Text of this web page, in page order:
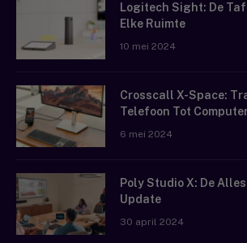
Logitech Sight: De
Elke Ruimte
10 mei 2024
Crosscall X-Space:
Telefoon Tot
6 mei 2024
Poly Studio X: De
Update
30 april 2024